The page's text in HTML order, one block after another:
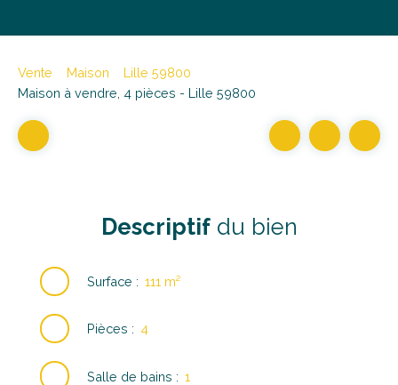
Vente Maison
Lille 59800
Maison à vendre, 4 pièces - Lille 59800
Descriptifdu bien
Surface : 111 m²
Pièces : 4
Salle de bains : 1